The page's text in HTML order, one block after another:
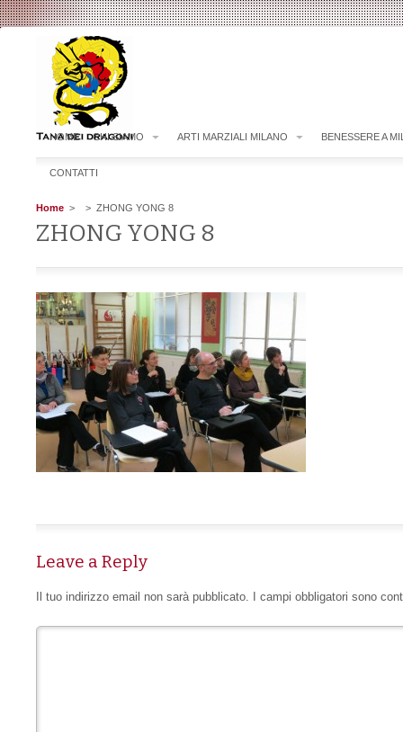
HOME CHI SIAMO ARTI MARZIALI MILANO BENESSERE A
CONTATTI
Home > > ZHONG YONG 8
ZHONG YONG 8
Leave a Reply
Il tuo indirizzo email non sarà pubblicato. I campi obbligatori sono